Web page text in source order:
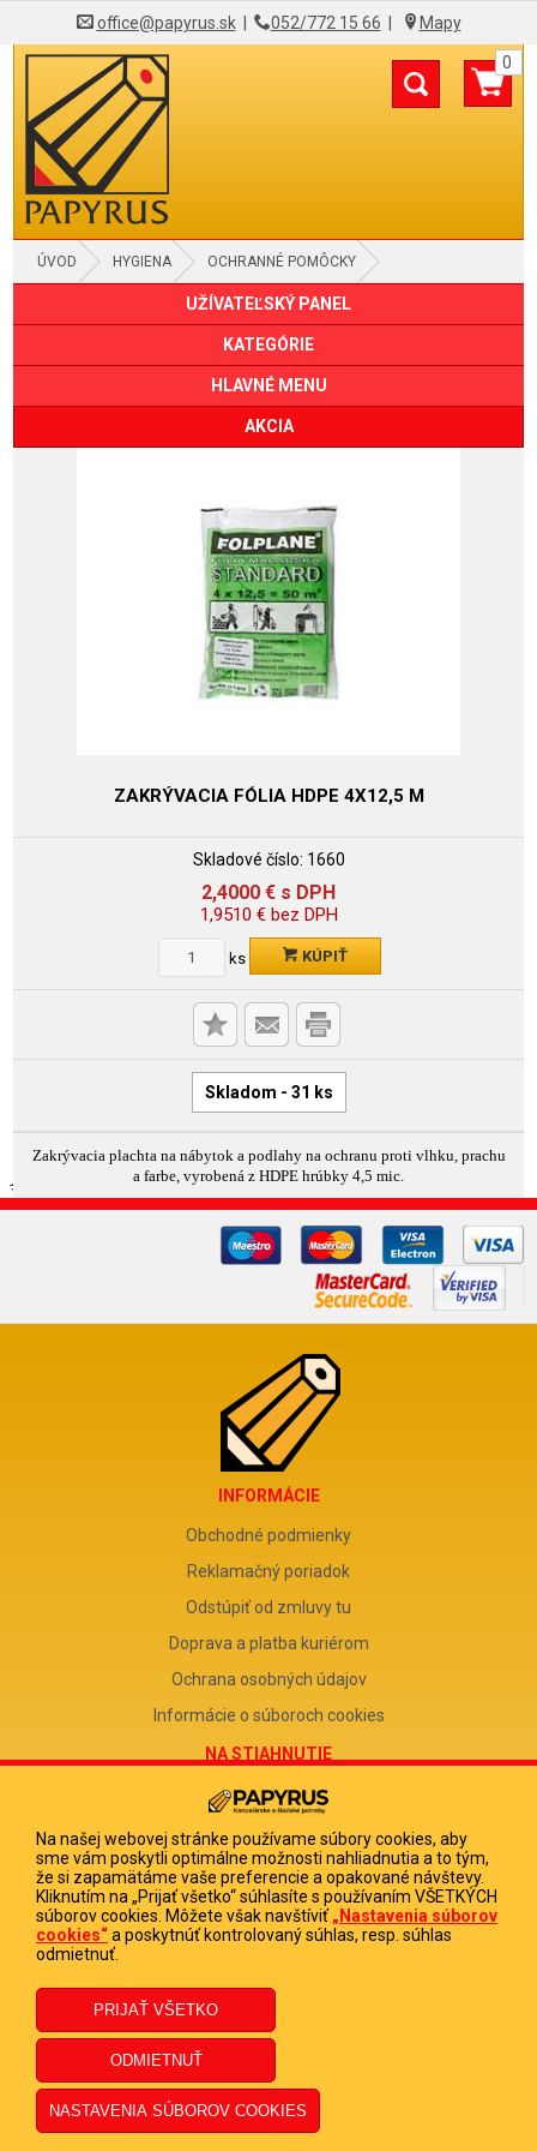
office@papyrus.sk| 052/772 15 66 Mapy
0
ÚVOD HYGIENA OCHRANNÉ POMÔCKY
UŽÍVATEĽSKÝ PANEL
KATEGÓRIE
HLAVNÉ MENU
AKCIA
ZAKRÝVACIA FÓLIA HDPE 4X12,5 M
Skladové číslo: 1660
2,4000 € s DPH
1,9510 €bez DPH
ks KÚPIŤ
Skladom - 31 ks
Zakrývacia plachta na nábytok a podlahy na ochranu proti vlhku, prachu
a farbe, vyrobená z HDPE hrúbky 4,5 mic.
INFORMÁCIE
Obchodné podmienky
Reklamačný poriadok
Odstúpiť od zmluvy tu
Doprava a platba kuriérom
Ochrana osobných údajov
Informácie o súboroch cookies
NA STIAHNUTIE
Reklamačný formulár
Odstúpenie od zmluvy
Poučenie o odstúpení od zmluvy
FIRMA
PAPYRUS POPRAD, s.r.o.
DIČ 2020513880
IČ DPH SK2020513880
© 2023 PAPYRUS POPRAD s.r.o., Všetky práva vyhradené.
Na našej webovej stránke používame súbory cookies, aby
sme vám poskytli optimálne možnosti nahliadnutia a to tým,
že si zapamätáme vaše preferencie a opakované návštevy.
Kliknutím na „Prijať všetko“ súhlasíte s používaním VŠETKÝCH
súborov cookies. Môžete však navštíviť „Nastavenia súborov
cookies“a poskytnúť kontrolovaný súhlas, resp. súhlas
odmietnuť.